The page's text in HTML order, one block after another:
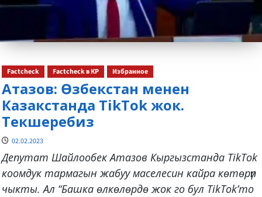
Factcheck Factcheck в КР Избранное
Атазов: Өзбекстан менен
Казакстанда TikTok жок.
Текшеребиз
02.02.2023
Депутат Шайлообек Атазов Кыргызстанда TikTok
коомдук тармагын жабуу маселесин кайра көтөрүп
чыкты. Ал “Башка өлкөлөрдө жок го бул TikTok’то